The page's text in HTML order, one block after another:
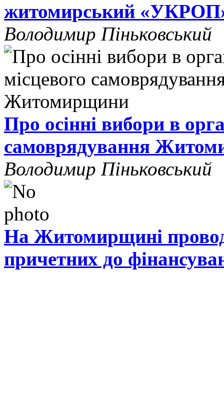
житомирський
Володимир Піньковський
Про осінні вибори в
самоврядування
Володимир Піньковський
На Житомирщині
причетних до